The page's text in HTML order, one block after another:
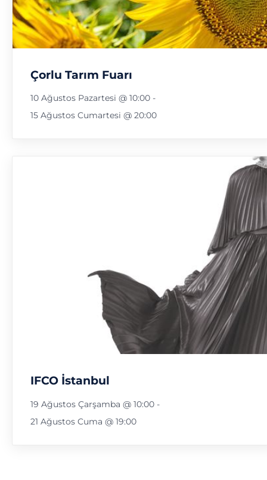
Çorlu Tarım Fuarı
10 Ağustos Pazartesi @ 10:00 -
15 Ağustos Cumartesi @ 20:00
IFCO İstanbul
19 Ağustos Çarşamba @ 10:00 -
21 Ağustos Cuma @ 19:00